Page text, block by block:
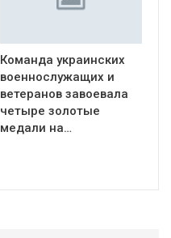
Команда украинских
военнослужащих и
ветеранов завоевала
четыре золотые
медали на…